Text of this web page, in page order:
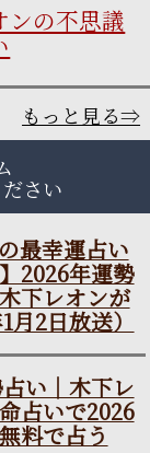
ンの不思議
もっと見る⇒
さい
最幸運占い
2026年運勢
下レオンが
2日放送）
い｜木下レ
占いで2026
料で占う